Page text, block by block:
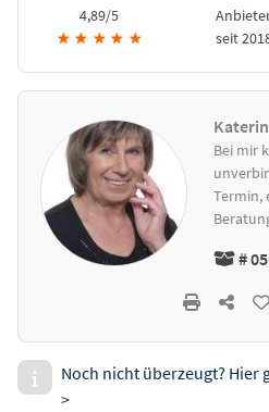
4,89/5
★ ★ ★ ★ ★
seit
Bei mir
Termin,
#
Noch nicht überzeugt? Hier
>